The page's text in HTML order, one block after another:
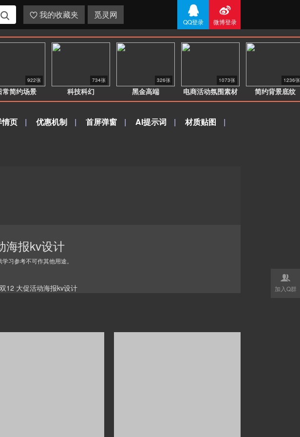
  我的收藏夹 觅灵网 
QQ登录

微博登录
常简约场景
922张
科技科幻
734张
黑金高端
326张
电商活动氛围素材
1073张
简约背景底纹
1236张
情页 | 优惠机制 | 首屏弹窗 | AI提示词 | 材质贴图
|
海报kv设计
习参考不可作其他用途。

加入Q群